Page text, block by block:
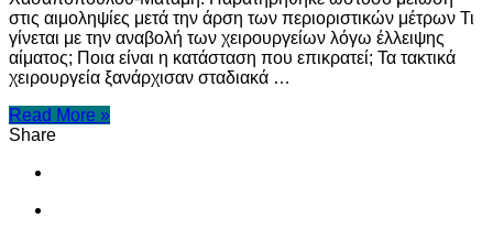
άρση
των
περιοριστικών
μέτρων.
στις αιμοληψίες μετά την άρση των περιοριστικών μέτρων Τι
γίνεται με την αναβολή των χειρουργείων λόγω έλλειψης
αίματος; Ποια είναι η κατάσταση που επικρατεί; Τα τακτικά
χειρουργεία ξανάρχισαν σταδιακά …
Read More »
Share